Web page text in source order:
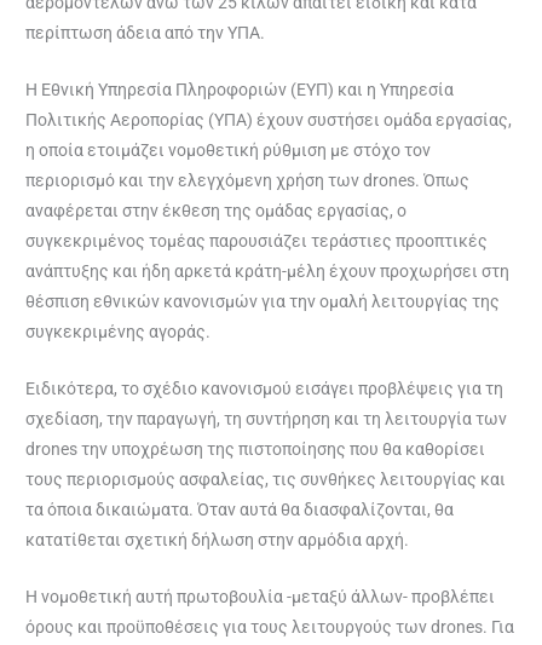
περίπτωση άδεια από την ΥΠΑ.
Η Εθνική Υπηρεσία Πληροφοριών (ΕΥΠ) και η Υπηρεσία
Πολιτικής Αεροπορίας (ΥΠΑ) έχουν συστήσει ομάδα εργασίας,
η οποία ετοιμάζει νομοθετική ρύθμιση με στόχο τον
περιορισμό και την ελεγχόμενη χρήση των drones. Όπως
αναφέρεται στην έκθεση της ομάδας εργασίας, ο
συγκεκριμένος τομέας παρουσιάζει τεράστιες προοπτικές
ανάπτυξης και ήδη αρκετά κράτη-μέλη έχουν προχωρήσει στη
θέσπιση εθνικών κανονισμών για την ομαλή λειτουργίας της
συγκεκριμένης αγοράς.
Ειδικότερα, το σχέδιο κανονισμού εισάγει προβλέψεις για τη
σχεδίαση, την παραγωγή, τη συντήρηση και τη λειτουργία των
drones την υποχρέωση της πιστοποίησης που θα καθορίσει
τους περιορισμούς ασφαλείας, τις συνθήκες λειτουργίας και
τα όποια δικαιώματα. Όταν αυτά θα διασφαλίζονται, θα
κατατίθεται σχετική δήλωση στην αρμόδια αρχή.
Η νομοθετική αυτή πρωτοβουλία -μεταξύ άλλων- προβλέπει
όρους και προϋποθέσεις για τους λειτουργούς των drones. Για